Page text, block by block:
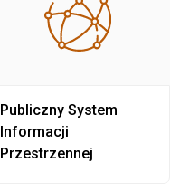
Publiczny System
Informacji
Przestrzennej